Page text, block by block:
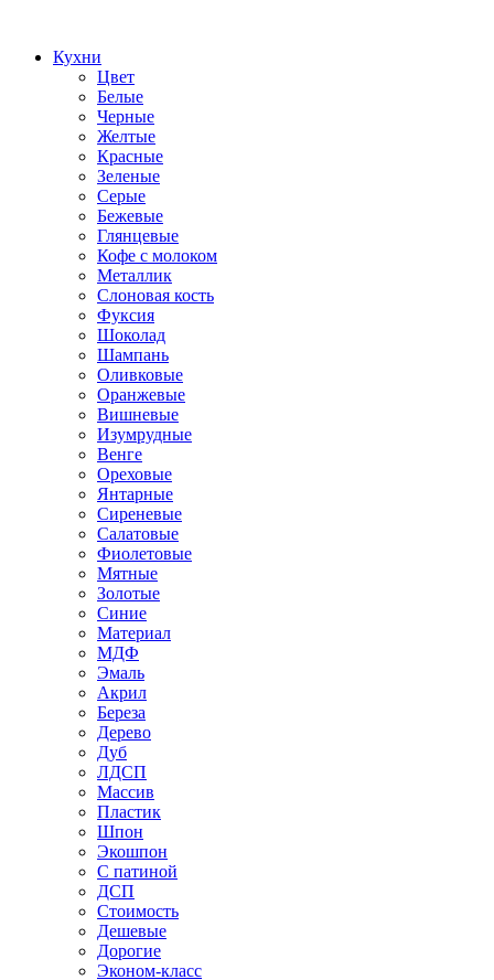
Кухни
Цвет
Белые
Черные
Желтые
Красные
Зеленые
Серые
Бежевые
Глянцевые
Кофе с молоком
Металлик
Слоновая кость
Фуксия
Шоколад
Шампань
Оливковые
Оранжевые
Вишневые
Изумрудные
Венге
Ореховые
Янтарные
Сиреневые
Салатовые
Фиолетовые
Мятные
Золотые
Синие
Материал
МДФ
Эмаль
Акрил
Береза
Дерево
Дуб
ЛДСП
Массив
Пластик
Шпон
Экошпон
С патиной
ДСП
Стоимость
Дешевые
Дорогие
Эконом-класс